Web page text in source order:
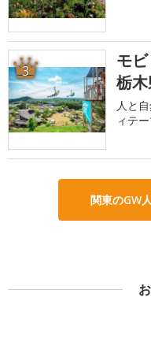
3
モ
栃
人と
ィテ
関東のGW